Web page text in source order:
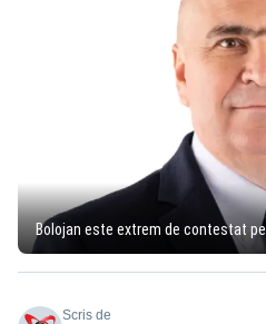
Bolojan este extrem de contestat
Scris de